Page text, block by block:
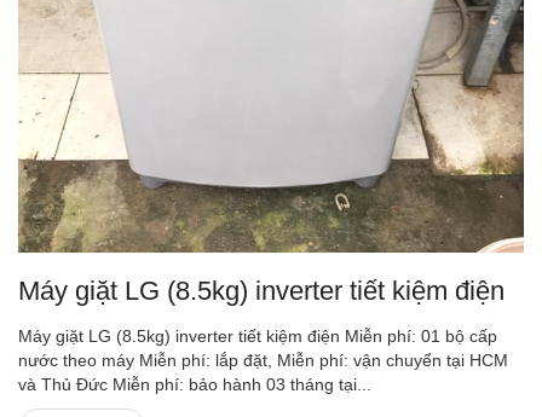
Máy giặt LG (8.5kg) inverter tiết kiệm điện
Máy giặt LG (8.5kg) inverter tiết kiệm điện Miễn phí: 01 bộ cấp
nước theo máy Miễn phí: lắp đặt, Miễn phí: vận chuyển tại HCM
và Thủ Đức Miễn phí: bảo hành 03 tháng tại...